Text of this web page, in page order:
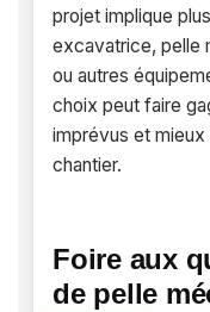
projet implique
excavatrice, pelle
ou autres
choix peut faire
imprévus et
chantier.
Foire aux
de pelle